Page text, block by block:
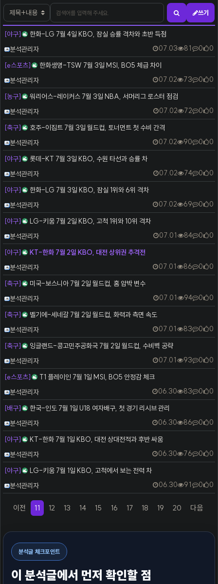
검색대상 검색어
검색하기쓰기
[야구]
한화-LG 7월 4일 KBO, 잠실 승률 격차와 초반 득점
등록자
분석관리자 07.03 81 0
0
[e스포츠]
한화생명-TSW 7월 3일 MSI, BO5 체급 차이
등록자
분석관리자 07.02 73 0
0
[농구]
워리어스-레이커스 7월 3일 NBA, 서머리그 로스터 점검
등록자
분석관리자 07.02 72 0
0
[축구]
호주-이집트 7월 3일 월드컵, 토너먼트 첫 수비 간격
등록자
분석관리자 07.02 90 0
0
[야구]
롯데-KT 7월 3일 KBO, 수원 타선과 승률 차
등록자
분석관리자 07.02 74 0
0
[야구]
한화-LG 7월 3일 KBO, 잠실 1위와 6위 격차
등록자
분석관리자 07.02 69 0
0
[야구]
LG-키움 7월 2일 KBO, 고척 1위와 10위 격차
등록자
분석관리자 07.01 84 0
0
[야구]
KT-한화 7월 2일 KBO, 대전 상위권 추격전
등록자
분석관리자 07.01 86 0
0
[축구]
미국-보스니아 7월 2일 월드컵, 홈 압박 변수
등록자
분석관리자 07.01 94 0
0
[축구]
벨기에-세네갈 7월 2일 월드컵, 화력과 측면 속도
등록자
분석관리자 07.01 83 0
0
[축구]
잉글랜드-콩고민주공화국 7월 2일 월드컵, 수비벽 공략
등록자
분석관리자 07.01 93 0
0
[e스포츠]
T1 플레이인 7월 1일 MSI, BO5 안정감 체크
등록자
분석관리자 06.30 83 0
0
[배구]
한국-인도 7월 1일 U18 여자배구, 첫 경기 리시브 관리
등록자
분석관리자 06.30 86 0
0
[야구]
KT-한화 7월 1일 KBO, 대전 상대전적과 후반 싸움
등록자
분석관리자 06.30 76 0
0
[야구]
LG-키움 7월 1일 KBO, 고척에서 보는 전력 차
등록자
분석관리자 06.30 91 0 0
이전(previous)
11(current)
12 13 14 15 16 17 18 19 20 다음(next)
분석글 체크포인트
이 분석글에서 먼저 확인할 점